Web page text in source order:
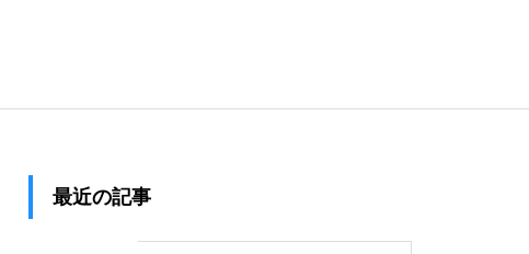
最近の記事